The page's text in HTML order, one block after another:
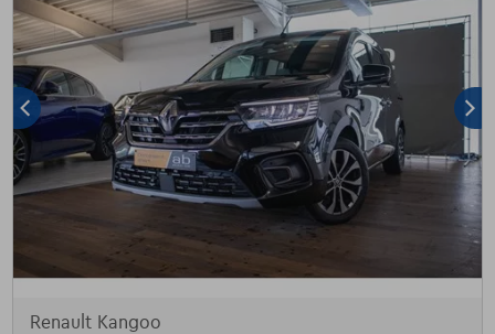
Renault Kangoo